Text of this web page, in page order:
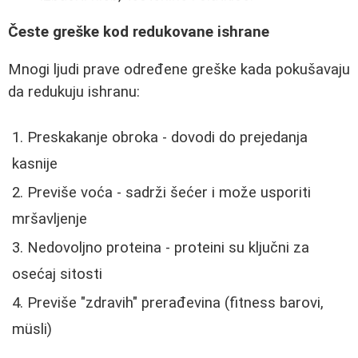
Česte greške kod redukovane ishrane
Mnogi ljudi prave određene greške kada pokušavaju
da redukuju ishranu:
Preskakanje obroka - dovodi do prejedanja
kasnije
Previše voća - sadrži šećer i može usporiti
mršavljenje
Nedovoljno proteina - proteini su ključni za
osećaj sitosti
Previše "zdravih" prerađevina (fitness barovi,
müsli)